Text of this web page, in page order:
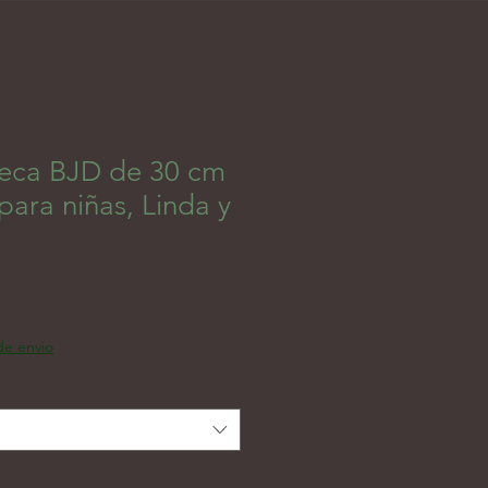
BJD de 30 cm
niñas, Linda y
envio